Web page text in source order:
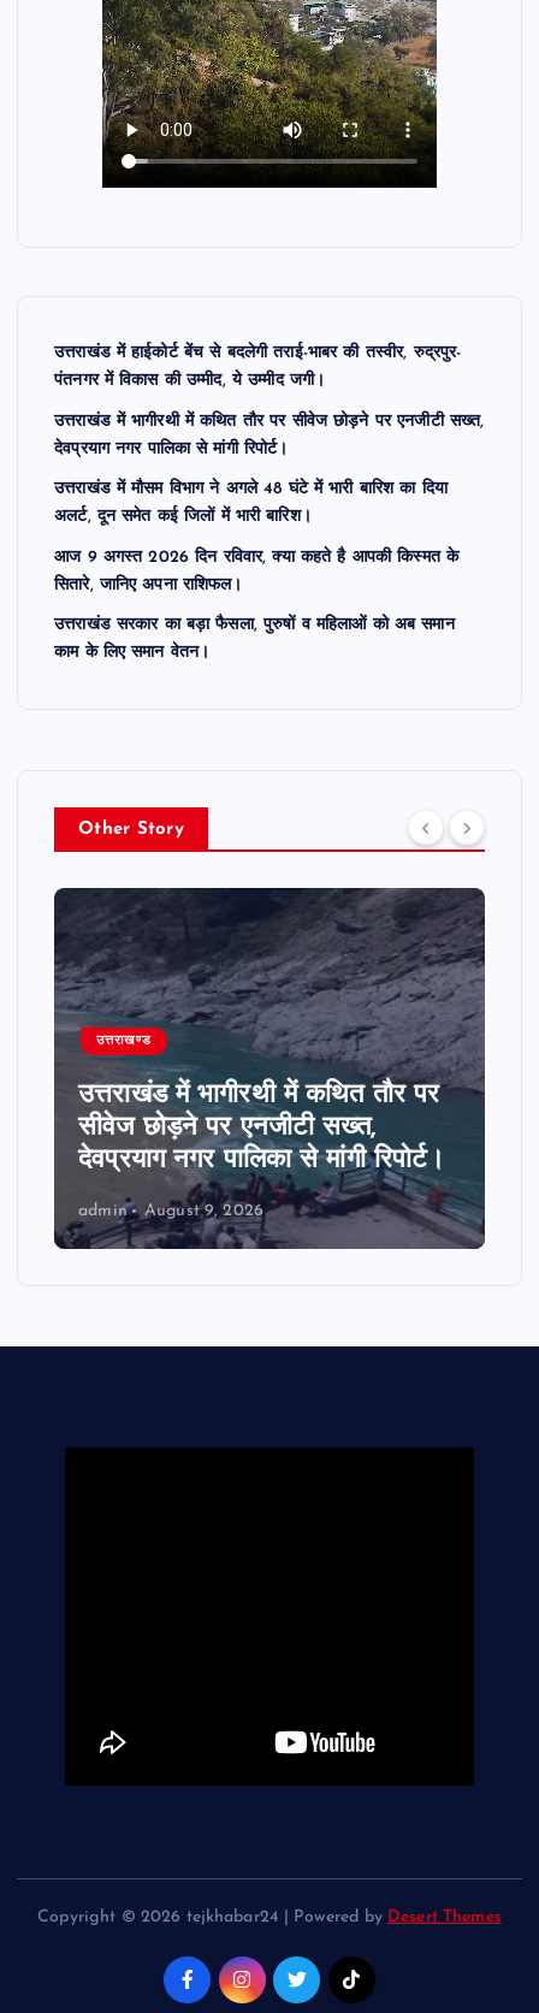
उत्तराखंड में हाईकोर्ट बेंच से बदलेगी तराई-भाबर की तस्वीर, रुद्रपुर-
पंतनगर में विकास की उम्मीद, ये उम्मीद जगी।
उत्तराखंड में भागीरथी में कथित तौर पर सीवेज छोड़ने पर एनजीटी सख्त,
देवप्रयाग नगर पालिका से मांगी रिपोर्ट।
उत्तराखंड में मौसम विभाग ने अगले 48 घंटे में भारी बारिश का दिया
अलर्ट, दून समेत कई जिलों में भारी बारिश।
आज 9 अगस्त 2026 दिन रविवार, क्या कहते है आपकी किस्मत के
सितारे, जानिए अपना राशिफल।
उत्तराखंड सरकार का बड़ा फैसला, पुरुषों व महिलाओं को अब समान
काम के लिए समान वेतन।
Other Story
उत्तराखण्ड
उत्तराखंड में भागीरथी में कथित तौर पर
सीवेज छोड़ने पर एनजीटी सख्त,
देवप्रयाग नगर पालिका से मांगी रिपोर्ट।
admin August 9, 2026
Copyright © 2026 tejkhabar24 | Powered by Desert Themes